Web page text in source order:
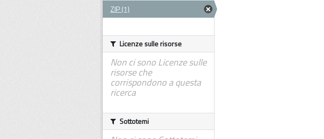
ZIP (1)
Licenze sulle risorse
Non ci sono Licenze sulle
risorse che
corrispondono a questa
ricerca
Sottotemi